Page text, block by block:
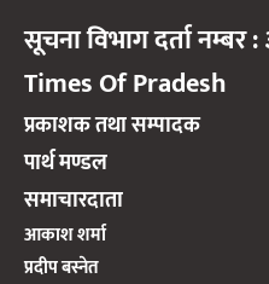
सूचना विभाग दर्ता
Times Of Pradesh
प्रकाशक तथा सम्पादक
पार्थ मण्डल
समाचारदाता
आकाश शर्मा
प्रदीप बस्नेत